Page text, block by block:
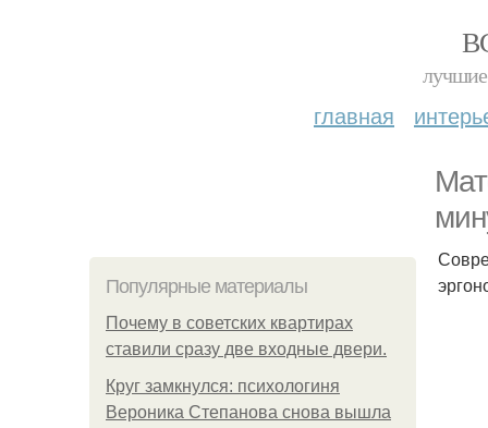
лучшие
главная
Популярные материалы
Почему в советских квартирах
ставили сразу две входные двери.
Круг замкнулся: психологиня
Вероника Степанова снова вышла